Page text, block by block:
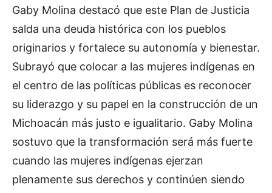
Gaby Molina destacó que este Plan de Justicia
salda una deuda histórica con los pueblos
originarios y fortalece su autonomía y bienestar.
Subrayó que colocar a las mujeres indígenas en
el centro de las políticas públicas es reconocer
su liderazgo y su papel en la construcción de un
Michoacán más justo e igualitario. Gaby Molina
sostuvo que la transformación será más fuerte
cuando las mujeres indígenas ejerzan
plenamente sus derechos y continúen siendo